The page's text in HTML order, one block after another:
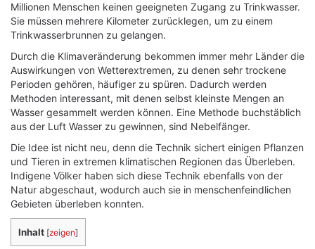
Millionen Menschen keinen geeigneten Zugang zu Trinkwasser.
Sie müssen mehrere Kilometer zurücklegen, um zu einem
Trinkwasserbrunnen zu gelangen.
Durch die Klimaveränderung bekommen immer mehr Länder die
Auswirkungen von Wetterextremen, zu denen sehr trockene
Perioden gehören, häufiger zu spüren. Dadurch werden
Methoden interessant, mit denen selbst kleinste Mengen an
Wasser gesammelt werden können. Eine Methode buchstäblich
aus der Luft Wasser zu gewinnen, sind Nebelfänger.
Die Idee ist nicht neu, denn die Technik sichert einigen Pflanzen
und Tieren in extremen klimatischen Regionen das Überleben.
Indigene Völker haben sich diese Technik ebenfalls von der
Natur abgeschaut, wodurch auch sie in menschenfeindlichen
Gebieten überleben konnten.
Inhalt [zeigen]